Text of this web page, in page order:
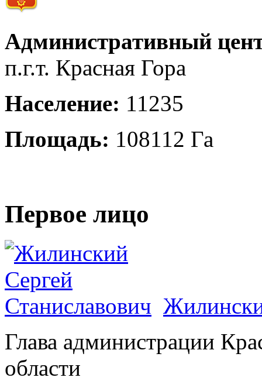
Административный
п.г.т. Красная Гора
Население: 11235
Площадь: 108112 Га
Первое лицо
Глава администрации
области